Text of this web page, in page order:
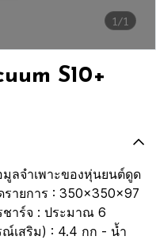
1/1
S10+
มูลจำเพาะของหุ่นยนต์ดูด
ายการ : 350×350×97
ชาร์จ : ประมาณ 6
เสริม) : 4.4 กก - น้ำ